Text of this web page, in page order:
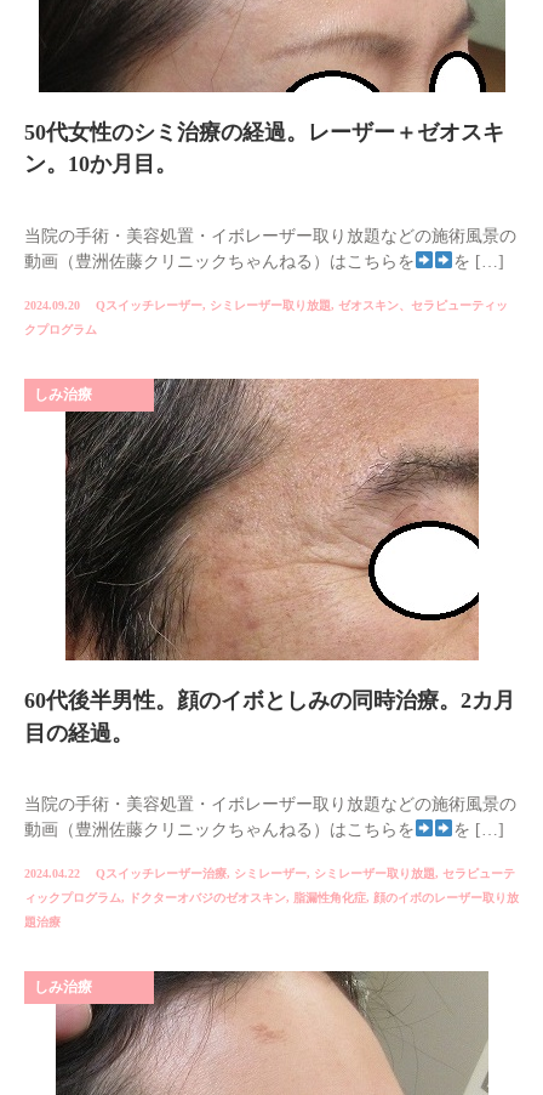
50代女性のシミ治療の経過。レーザー＋ゼオスキ
ン。10か月目。
当院の手術・美容処置・イボレーザー取り放題などの施術風景の
動画（豊洲佐藤クリニックちゃんねる）はこちらを
を […]
2024.09.20 Qスイッチレーザー, シミレーザー取り放題, ゼオスキン、セラピューティッ
クプログラム
しみ治療
60代後半男性。顔のイボとしみの同時治療。2カ月
目の経過。
当院の手術・美容処置・イボレーザー取り放題などの施術風景の
動画（豊洲佐藤クリニックちゃんねる）はこちらを
を […]
2024.04.22 Qスイッチレーザー治療, シミレーザー, シミレーザー取り放題, セラピューテ
ィックプログラム, ドクターオバジのゼオスキン, 脂漏性角化症, 顔のイボのレーザー取り放
題治療
しみ治療